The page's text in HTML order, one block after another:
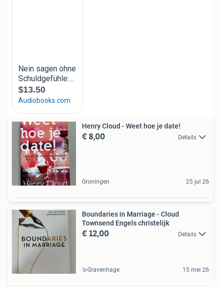
Henry Cloud - Weet hoe je date!
€ 8,00 Details
Groningen 25 jul 26
Boundaries in Marriage - Cloud
Townsend Engels christelijk
€ 12,00 Details
's-Gravenhage 15 mei 26